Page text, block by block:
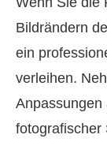
Bildrändern
ein
verleihen.
Anpassungen
fotografischer